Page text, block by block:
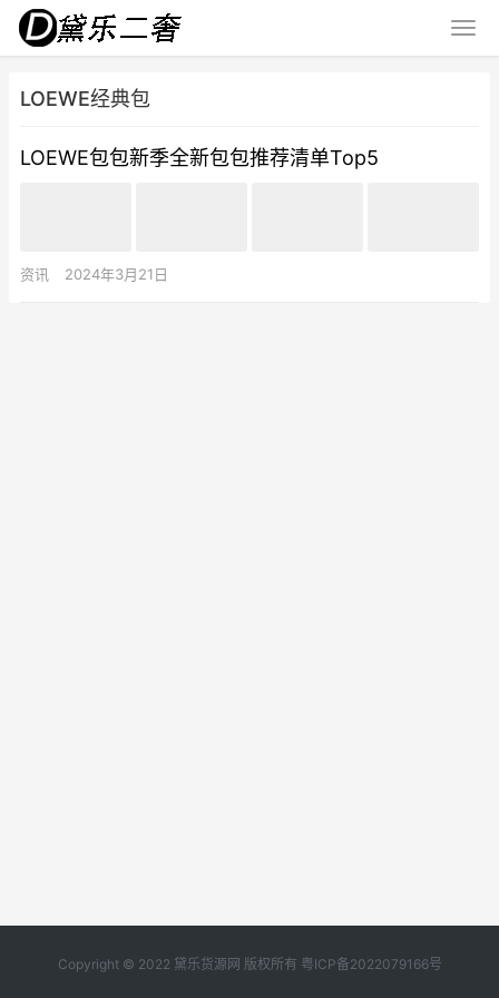
LOEWE经典包
LOEWE包包新季全新包包推荐清单Top5
资讯 2024年3月21日
Copyright © 2022 黛乐货源网 版权所有 粤ICP备2022079166号